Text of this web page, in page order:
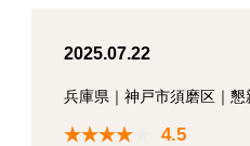
2025.07.22
兵庫県 ｜ 神戸市須磨区｜ 懇
4.5